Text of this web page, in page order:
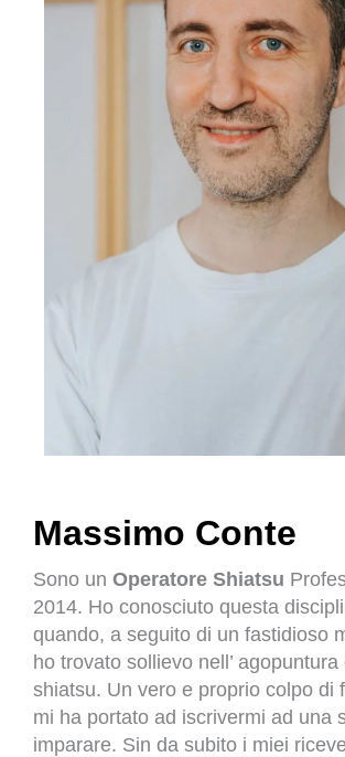
Massimo Conte
Sono un Operatore Shiatsu
2014. Ho conosciuto questa
quando, a seguito di un fastidioso
ho trovato sollievo nell’
shiatsu. Un vero e proprio colpo di
mi ha portato ad iscrivermi ad una
imparare. Sin da subito i miei